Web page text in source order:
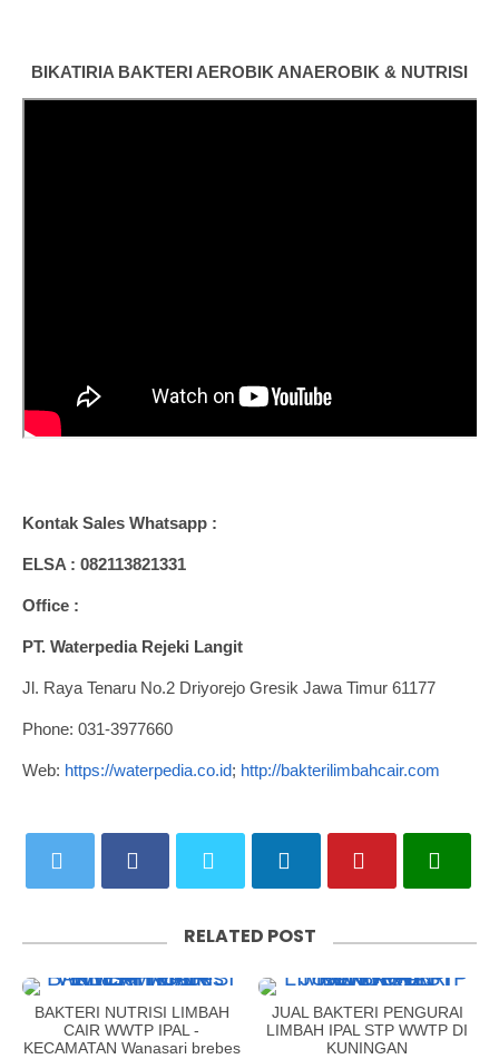
BIKATIRIA BAKTERI AEROBIK ANAEROBIK & NUTRISI
Kontak Sales Whatsapp :
ELSA : 082113821331
Office :
PT. Waterpedia Rejeki Langit
Jl. Raya Tenaru No.2 Driyorejo Gresik Jawa Timur 61177
Phone: 031-3977660
Web: https://waterpedia.co.id; http://bakterilimbahcair.com
RELATED POST
BAKTERI NUTRISI LIMBAH
CAIR WWTP IPAL -
KECAMATAN Wanasari brebes
JUAL BAKTERI PENGURAI
LIMBAH IPAL STP WWTP DI
KUNINGAN